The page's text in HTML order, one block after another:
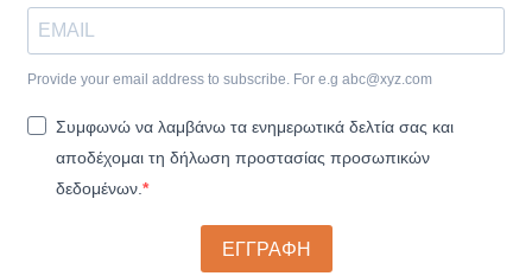
Provide your email address to subscribe. For e.g abc@xyz.com
Συμφωνώ να λαμβάνω τα ενημερωτικά δελτία σας και
αποδέχομαι τη δήλωση προστασίας προσωπικών
δεδομένων.
ΕΓΓΡΑΦΗ